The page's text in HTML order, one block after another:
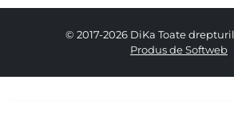
© 2017-2026 DiKa Toate
Produs de Softweb